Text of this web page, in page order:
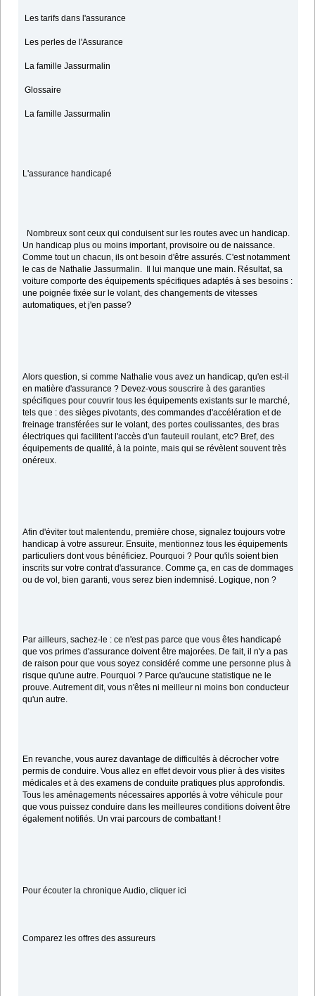
Les tarifs dans l'assurance
Les perles de l'Assurance
La famille Jassurmalin
Glossaire
La famille Jassurmalin
L'assurance handicapé
Nombreux sont ceux qui conduisent sur les routes avec un handicap.
Un handicap plus ou moins important, provisoire ou de naissance.
Comme tout un chacun, ils ont besoin d'être assurés. C'est notamment
le cas de Nathalie Jassurmalin. Il lui manque une main. Résultat, sa
voiture comporte des équipements spécifiques adaptés à ses besoins :
une poignée fixée sur le volant, des changements de vitesses
automatiques, et j'en passe?
Alors question, si comme Nathalie vous avez un handicap, qu'en est-il
en matière d'assurance ? Devez-vous souscrire à des garanties
spécifiques pour couvrir tous les équipements existants sur le marché,
tels que : des sièges pivotants, des commandes d'accélération et de
freinage transférées sur le volant, des portes coulissantes, des bras
électriques qui facilitent l'accès d'un fauteuil roulant, etc? Bref, des
équipements de qualité, à la pointe, mais qui se révèlent souvent très
onéreux.
Afin d'éviter tout malentendu, première chose, signalez toujours votre
handicap à votre assureur. Ensuite, mentionnez tous les équipements
particuliers dont vous bénéficiez. Pourquoi ? Pour qu'ils soient bien
inscrits sur votre contrat d'assurance. Comme ça, en cas de dommages
ou de vol, bien garanti, vous serez bien indemnisé. Logique, non ?
Par ailleurs, sachez-le : ce n'est pas parce que vous êtes handicapé
que vos primes d'assurance doivent être majorées. De fait, il n'y a pas
de raison pour que vous soyez considéré comme une personne plus à
risque qu'une autre. Pourquoi ? Parce qu'aucune statistique ne le
prouve. Autrement dit, vous n'êtes ni meilleur ni moins bon conducteur
qu'un autre.
En revanche, vous aurez davantage de difficultés à décrocher votre
permis de conduire. Vous allez en effet devoir vous plier à des visites
médicales et à des examens de conduite pratiques plus approfondis.
Tous les aménagements nécessaires apportés à votre véhicule pour
que vous puissez conduire dans les meilleures conditions doivent être
également notifiés. Un vrai parcours de combattant !
Pour écouter la chronique Audio, cliquer ici
Comparez les offres des assureurs